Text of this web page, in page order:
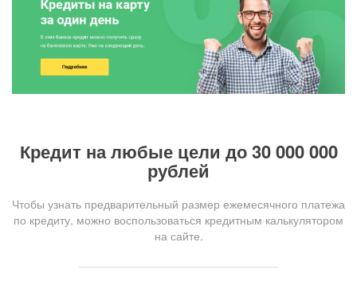
Кредит на любые цели до 30 000 000
рублей
Чтобы узнать предварительный размер ежемесячного платежа
по кредиту, можно воспользоваться кредитным калькулятором
на сайте.